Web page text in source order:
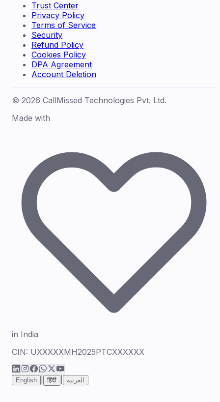
Trust Center
Privacy Policy
Terms of Service
Security
Refund Policy
Cookies Policy
DPA Agreement
Account Deletion
© 2026 CallMissed Technologies Pvt. Ltd.
Made with
in India
CIN: UXXXXXMH2025PTCXXXXXX
English हिंदी العربية